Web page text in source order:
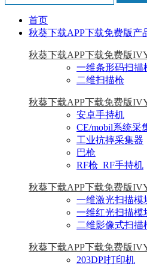
首页
秋葵下载APP下载免费版产
秋葵下载APP下载免费版
一维条形码扫描
二维扫描枪
秋葵下载APP下载免费版
安卓手持机
CE/mobil系统采
工业抗摔采集器
巴枪
RF枪_RF手持机
秋葵下载APP下载免费版
一维激光扫描模
一维红光扫描模
二维影像式扫描
秋葵下载APP下载免费版
203DPI打印机